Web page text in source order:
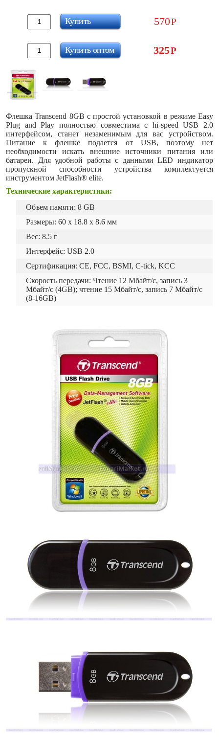
570Р
Купить
325Р
Купить оптом
Флешка Transcend 8GB с простой установкой в режиме Easy
Plug and Play полностью совместима с hi-speed USB 2.0
интерфейсом, станет незаменимым для вас устройством.
Питание к флешке подается от USB, поэтому нет
необходимости искать внешние источники питания или
батареи. Для удобной работы с данными LED индикатор
пропускной способности устройства комплектуется
инструментом JetFlash® elite.
Технические характеристики:
Объем памяти: 8 GB
Размеры: 60 x 18.8 x 8.6 мм
Вес: 8.5 г
Интерфейс: USB 2.0
Сертификация: CE, FCC, BSMI, C-tick, KCC
Скорость передачи: Чтение 12 Мбайт/с, запись 3
Мбайт/с (4GB); чтение 15 Мбайт/с, запись 7 Мбайт/с
(8-16GB)